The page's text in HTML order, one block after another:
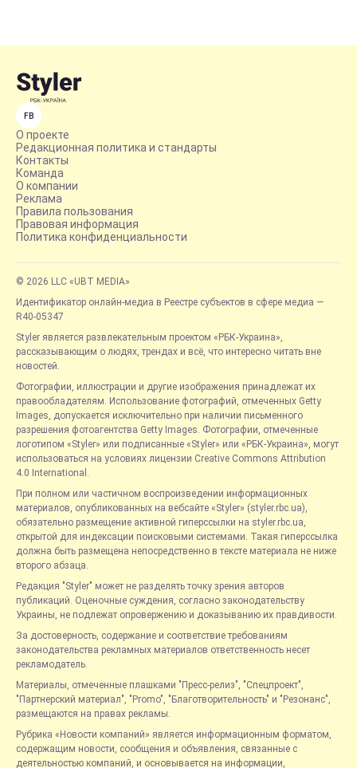
FB
О проекте
Редакционная политика и стандарты
Контакты
Команда
О компании
Реклама
Правила пользования
Правовая информация
Политика конфиденциальности
© 2026 LLC «UBT MEDIA»
Идентификатор онлайн-медиа в Реестре субъектов в сфере медиа —
R40-05347
Styler является развлекательным проектом «РБК-Украина»,
рассказывающим о людях, трендах и всё, что интересно читать вне
новостей.
Фотографии, иллюстрации и другие изображения принадлежат их
правообладателям. Использование фотографий, отмеченных Getty
Images, допускается исключительно при наличии письменного
разрешения фотоагентства Getty Images. Фотографии, отмеченные
логотипом «Styler» или подписанные «Styler» или «РБК-Украина», могут
использоваться на условиях лицензии Creative Commons Attribution
4.0 International.
При полном или частичном воспроизведении информационных
материалов, опубликованных на вебсайте «Styler» (styler.rbc.ua),
обязательно размещение активной гиперссылки на styler.rbc.ua,
открытой для индексации поисковыми системами. Такая гиперссылка
должна быть размещена непосредственно в тексте материала не ниже
второго абзаца.
Редакция "Styler" может не разделять точку зрения авторов
публикаций. Оценочные суждения, согласно законодательству
Украины, не подлежат опровержению и доказыванию их правдивости.
За достоверность, содержание и соответствие требованиям
законодательства рекламных материалов ответственность несет
рекламодатель.
Материалы, отмеченные плашками "Пресс-релиз", "Спецпроект",
"Партнерский материал", "Promo", "Благотворительность" и "Резонанс",
размещаются на правах рекламы.
Рубрика «Новости компаний» является информационным форматом,
содержащим новости, сообщения и объявления, связанные с
деятельностью компаний, и основывается на информации,